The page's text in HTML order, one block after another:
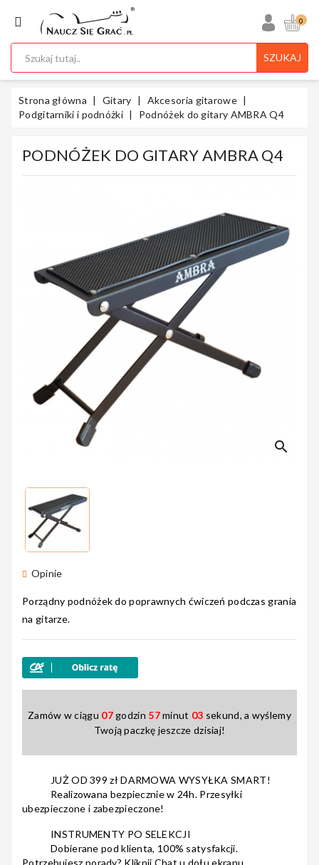
KATEGORIA
Ukulele
Gitary
Instrumenty
Instrumenty
Smyczkowe
Dla Dzieci
Nagłośnienie
0
SZUKAJ
Strona główna Gitary
Akcesoria gitarowe
Podgitarniki i podnóżki
Podnóżek do gitary AMBRA Q4
PODNÓŻEK DO GITARY AMBRA Q4
search
Opinie
Porządny podnóżek do poprawnych ćwiczeń podczas grania
na gitarze.
Zamów w ciągu 07 godzin 57minut 03 sekund, a wyślemy
Twoją paczkę jeszcze dzisiaj!
JUŻ OD 399 zł DARMOWA WYSYŁKA SMART!
Realizowana bezpiecznie w 24h. Przesyłki
ubezpieczone i zabezpieczone!
INSTRUMENTY PO SELEKCJI
Dobierane pod klienta, 100% satysfakcji.